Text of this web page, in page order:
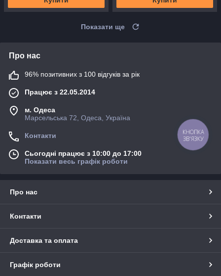
Показати ще
Про нас
96% позитивних з 100 відгуків за рік
Працює з 22.05.2014
м. Одеса
Марсельська 72, Одеса, Україна
Контакти
Сьогодні працює з 10:00 до 17:00
Показати весь графік роботи
Про нас
Контакти
Доставка та оплата
Графік роботи
КНОПКА
ЗВ'ЯЗКУ